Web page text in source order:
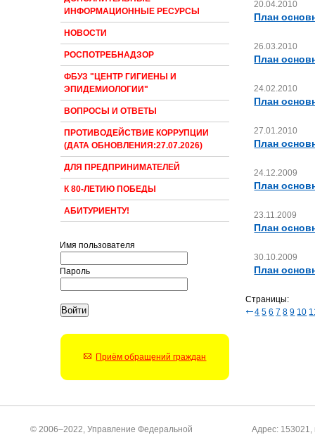
ИНФОРМАЦИОННЫЕ РЕСУРСЫ
НОВОСТИ
РОСПОТРЕБНАДЗОР
ФБУЗ "ЦЕНТР ГИГИЕНЫ И
ЭПИДЕМИОЛОГИИ"
ВОПРОСЫ И ОТВЕТЫ
ПРОТИВОДЕЙСТВИЕ КОРРУПЦИИ
(ДАТА ОБНОВЛЕНИЯ:27.07.2026)
ДЛЯ ПРЕДПРИНИМАТЕЛЕЙ
К 80-ЛЕТИЮ ПОБЕДЫ
АБИТУРИЕНТУ!
Имя пользователя
Пароль
Приём обращений граждан
20.04.2010
План
26.03.2010
План
24.02.2010
План
27.01.2010
План
24.12.2009
План
23.11.2009
План
30.10.2009
План
Страницы:
4 5 6 7 8 9 10
© 2006–2022, Управление Федеральной
Адрес: 153021,